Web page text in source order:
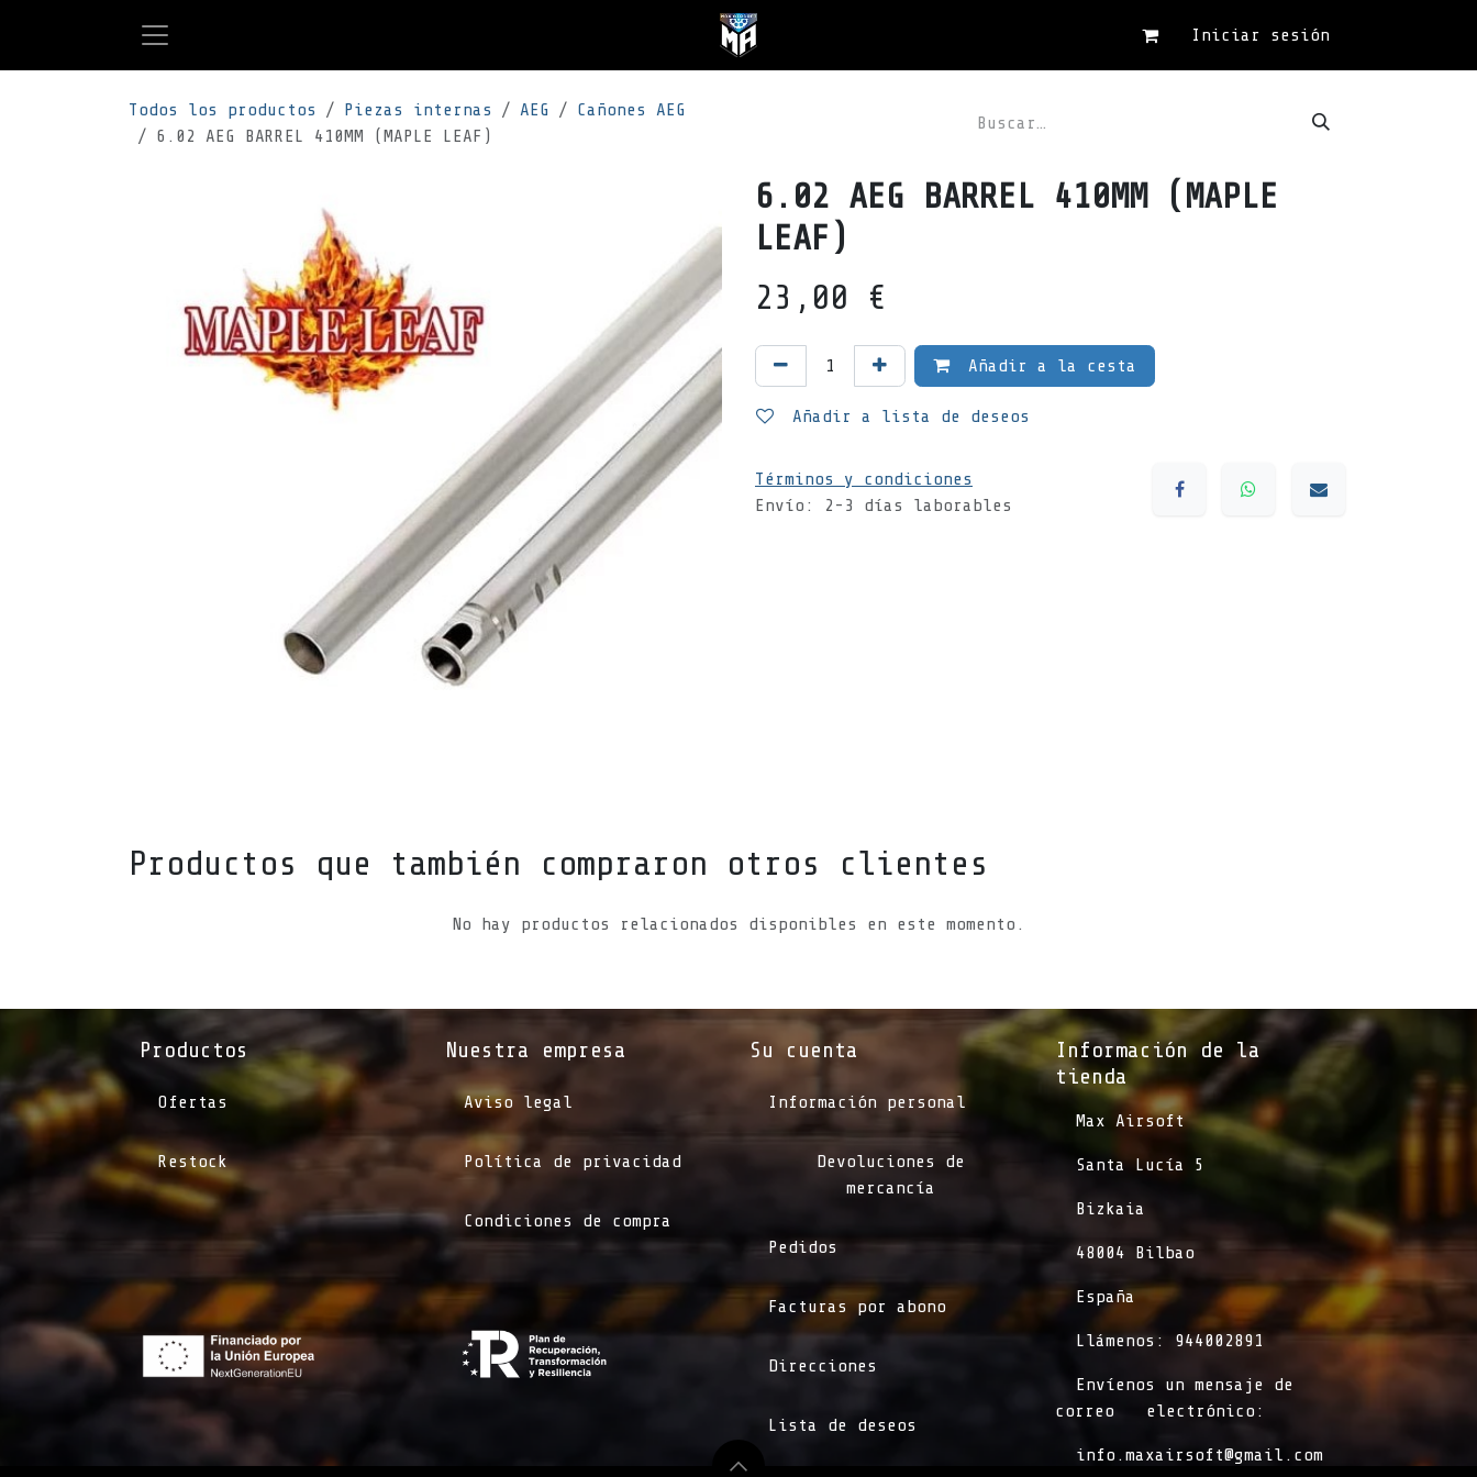
Iniciar sesión
Todos los productos Piezas internas AEG
Cañones AEG
6.02 AEG BARREL 410MM (MAPLE LEAF)
6.02 AEG BARREL 410MM (MAPLE
LEAF)
23,00 €
Añadir a la cesta
Añadir a lista de deseos
Términos y condiciones
Envío: 2-3 días laborables
Productos que también compraron otros clientes
No hay productos relacionados disponibles en este momento.
Productos
Ofertas
Restock
Información de la
tienda​
​Max Airsoft
​Santa Lucía 5
​Bizkaia
​48004 Bilbao
​España
​Llámenos: 944002891
​Envíenos un mensaje de
correo
​electrónico:
info.maxairsoft@gmail.com
Su cuenta
Información personal
Devoluciones de
mercancía
Pedidos
Facturas por abono
Direcciones
Lista de deseos
Nuestra empresa
Aviso legal
Política de privacidad
Condiciones de compra